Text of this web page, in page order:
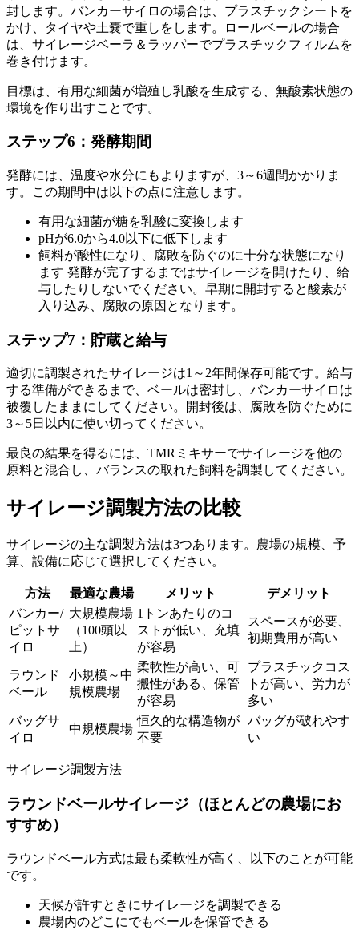
封します。バンカーサイロの場合は、プラスチックシートを
かけ、タイヤや土嚢で重しをします。ロールベールの場合
は、サイレージベーラ＆ラッパーでプラスチックフィルムを
巻き付けます。
目標は、有用な細菌が増殖し乳酸を生成する、無酸素状態の
環境を作り出すことです。
ステップ6：発酵期間
発酵には、温度や水分にもよりますが、3～6週間かかりま
す。この期間中は以下の点に注意します。
有用な細菌が糖を乳酸に変換します
pHが6.0から4.0以下に低下します
飼料が酸性になり、腐敗を防ぐのに十分な状態になり
ます 発酵が完了するまではサイレージを開けたり、給
与したりしないでください。早期に開封すると酸素が
入り込み、腐敗の原因となります。
ステップ7：貯蔵と給与
適切に調製されたサイレージは1～2年間保存可能です。給与
する準備ができるまで、ベールは密封し、バンカーサイロは
被覆したままにしてください。開封後は、腐敗を防ぐために
3～5日以内に使い切ってください。
最良の結果を得るには、TMRミキサーでサイレージを他の
原料と混合し、バランスの取れた飼料を調製してください。
サイレージ調製方法の比較
サイレージの主な調製方法は3つあります。農場の規模、予
算、設備に応じて選択してください。
方法 最適な農場 メリット
デメリット
バンカー/
ピットサ
イロ
大規模農場
（100頭以
上）
1トンあたりのコ
ストが低い、充填
が容易
スペースが必要、
初期費用が高い
ラウンド
ベール
小規模～中
規模農場
柔軟性が高い、可
搬性がある、保管
が容易
プラスチックコス
トが高い、労力が
多い
バッグサ
イロ
中規模農場
恒久的な構造物が
不要
バッグが破れやす
い
サイレージ調製方法
ラウンドベールサイレージ（ほとんどの農場にお
すすめ）
ラウンドベール方式は最も柔軟性が高く、以下のことが可能
です。
天候が許すときにサイレージを調製できる
農場内のどこにでもベールを保管できる